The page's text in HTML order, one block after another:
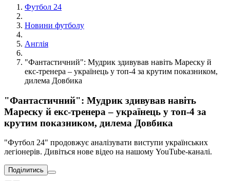
Футбол 24
Новини футболу
Англія
"Фантастичний": Мудрик здивував навіть Мареску й
екс-тренера – українець у топ-4 за крутим показником,
дилема Довбика
"Фантастичний": Мудрик здивував навіть
Мареску й екс-тренера – українець у топ-4 за
крутим показником, дилема Довбика
"Футбол 24" продовжує аналізувати виступи українських
легіонерів. Дивіться нове відео на нашому YouTube-каналі.
Поділитись